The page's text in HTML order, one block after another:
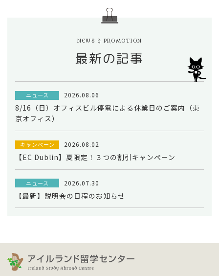
NEWS & PROMOTION
最新の記事
ニュース 2026.08.06
8/16（日）オフィスビル停電による休業日のご案内（東
京オフィス）
キャンペーン 2026.08.02
【EC Dublin】夏限定！３つの割引キャンペーン
ニュース 2026.07.30
【最新】説明会の日程のお知らせ